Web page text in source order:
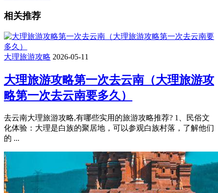
相关推荐
大理旅游攻略 2026-05-11
大理旅游攻略第一次去云南（大理旅游攻
略第一次去云南要多久）
去云南大理旅游攻略,有哪些实用的旅游攻略推荐? 1、民俗文
化体验：大理是白族的聚居地，可以参观白族村落，了解他们
的 ...